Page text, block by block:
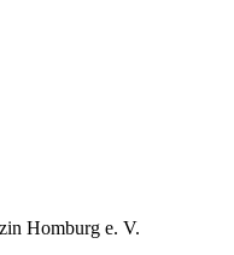
Homburg e. V.